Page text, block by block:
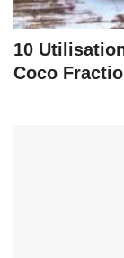
10
Coco